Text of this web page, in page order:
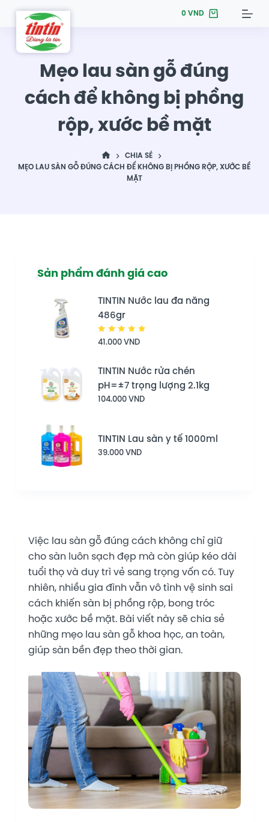
S
0VND
Mẹo lau sàn gỗ đúng
cách để không bị phồng
rộp, xước bề mặt
CHIA SẺ
MẸO LAU SÀN GỖ ĐÚNG CÁCH ĐỂ KHÔNG BỊ PHỒNG RỘP, XƯỚC BỀ
MẶT
Việc lau sàn gỗ đúng cách không chỉ giữ
cho sàn luôn sạch đẹp mà còn giúp kéo dài
tuổi thọ và duy trì vẻ sang trọng vốn có. Tuy
nhiên, nhiều gia đình vẫn vô tình vệ sinh sai
cách khiến sàn bị phồng rộp, bong tróc
hoặc xước bề mặt. Bài viết này sẽ chia sẻ
những mẹo lau sàn gỗ khoa học, an toàn,
giúp sàn bền đẹp theo thời gian.
Sản phẩm đánh giá cao
TINTIN Nước lau đa năng
486gr
xếp hạng
41.000VND
TINTIN Nước rửa chén
pH=±7 trọng lượng 2.1kg
104.000VND
TINTIN Lau sàn y tế 1000ml
39.000VND